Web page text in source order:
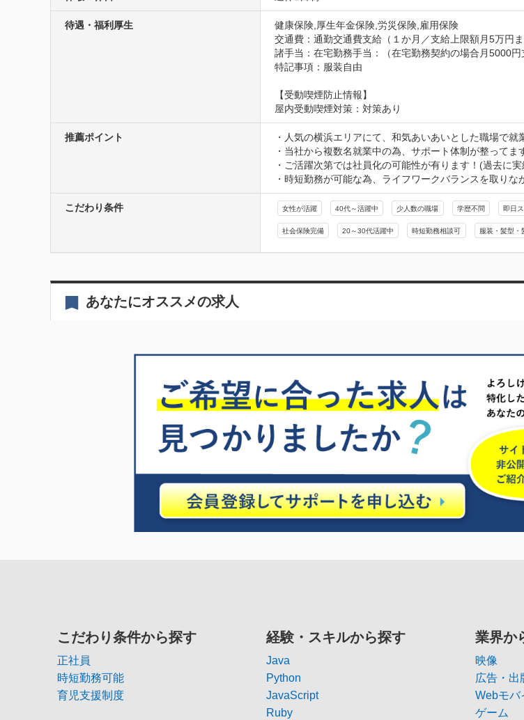
待遇・福利厚生
健康保険,厚生年金保険,労災保険,雇用保険
交通費：通勤交通費支給（１か月／支給上限額月5万円ま
諸手当：在宅勤務手当：（在宅勤務契約の場合月5000円
特記事項：服装自由
【受動喫煙防止情報】
屋内受動喫煙対策：対策あり
推薦ポイント
・人気の横浜エリアにて、和気あいあいとした職場で就
・当社から複数名就業中の為、サポート体制が整ってま
・ご活躍次第では社員化の可能性が有ります！(過去に
・時短勤務が可能な為、ライフワークバランスを取りな
こだわり条件 女性が活躍 40代～活躍中 少人数の職場 学歴不問 即日
社会保険完備 20～30代活躍中 時短勤務相談可 服装・髪型・
あなたにオススメの求人
こだわり条件から探す
正社員
時短勤務可能
育児支援制度
経験・スキルから探す
Java
Python
JavaScript
Ruby
業界か
映像
広告・出
Webモバ
ゲーム